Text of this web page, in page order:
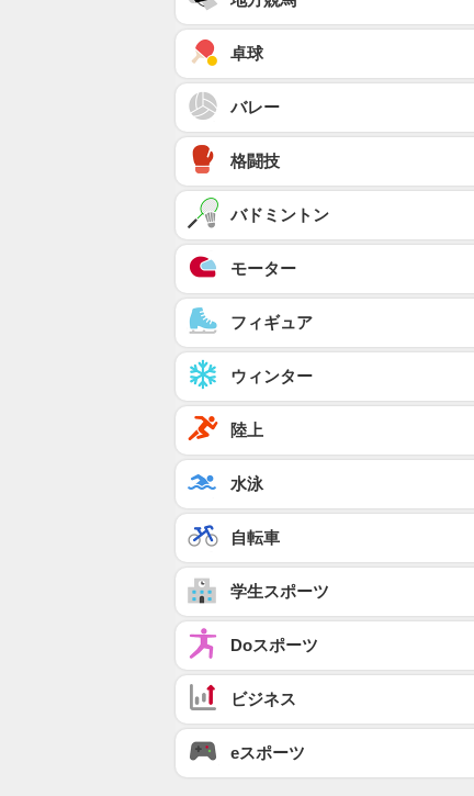
卓球
バレー
格闘技
バドミントン
モーター
フィギュア
ウィンター
陸上
水泳
自転車
学生スポーツ
Doスポーツ
ビジネス
eスポーツ